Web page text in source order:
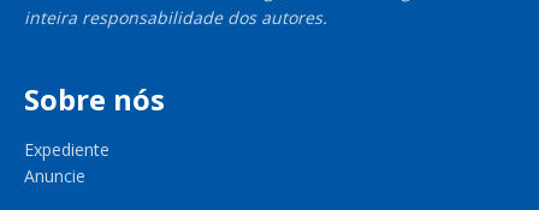
inteira responsabilidade dos autores.
Sobre nós
Expediente
Anuncie